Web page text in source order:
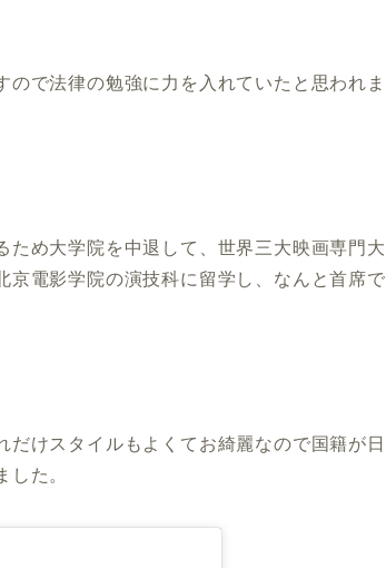
で法律の勉強に力を入れていたと思われま
ため大学院を中退して、世界三大映画専門大
電影学院の演技科に留学し、なんと首席で
けスタイルもよくてお綺麗なので国籍が日
た。